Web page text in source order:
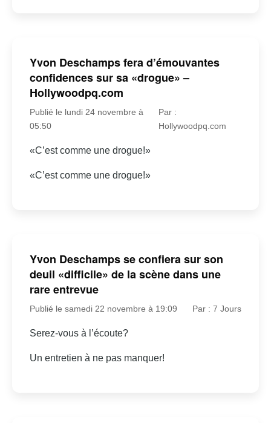
Yvon Deschamps fera d’émouvantes
confidences sur sa «drogue» –
Hollywoodpq.com
Publié le lundi 24 novembre à
05:50
Par :
Hollywoodpq.com
«C’est comme une drogue!»
«C’est comme une drogue!»
Yvon Deschamps se confiera sur son
deuil «difficile» de la scène dans une
rare entrevue
Publié le samedi 22 novembre à 19:09 Par : 7 Jours
Serez-vous à l’écoute?
Un entretien à ne pas manquer!